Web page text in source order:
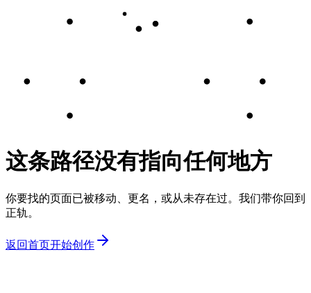
这条路径没有指向任何地方
你要找的页面已被移动、更名，或从未存在过。我们带你回到
正轨。
返回首页开始创作